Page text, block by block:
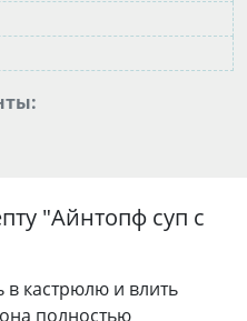
"Айнтопф суп с
в кастрюлю и влить
полностью